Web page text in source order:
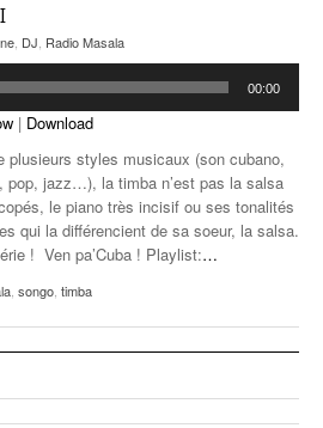
, DJ, Radio Masala
00:00
| Download
plusieurs styles musicaux (son cubano,
pop, jazz…), la timba n’est pas la salsa
le piano très incisif ou ses tonalités
qui la différencient de sa soeur, la salsa.
! Ven pa’Cuba ! Playlist:…
, songo, timba